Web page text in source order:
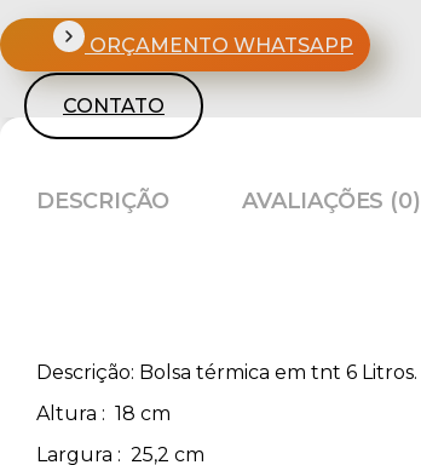
ORÇAMENTO WHATSAPP
CONTATO
DESCRIÇÃO AVALIAÇÕES (0)
Descrição: Bolsa térmica em tnt 6 Litros.
Altura : 18 cm
Largura : 25,2 cm